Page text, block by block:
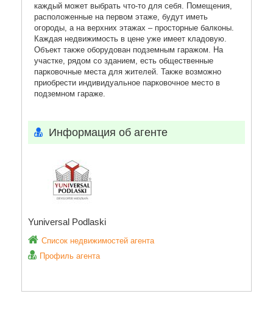
каждый может выбрать что-то для себя. Помещения,
расположенные на первом этаже, будут иметь
огороды, а на верхних этажах – просторные балконы.
Каждая недвижимость в цене уже имеет кладовую.
Объект также оборудован подземным гаражом. На
участке, рядом со зданием, есть общественные
парковочные места для жителей. Также возможно
приобрести индивидуальное парковочное место в
подземном гараже.
Информация об агенте
Yuniversal Podlaski
Список недвижимостей агента
Профиль агента